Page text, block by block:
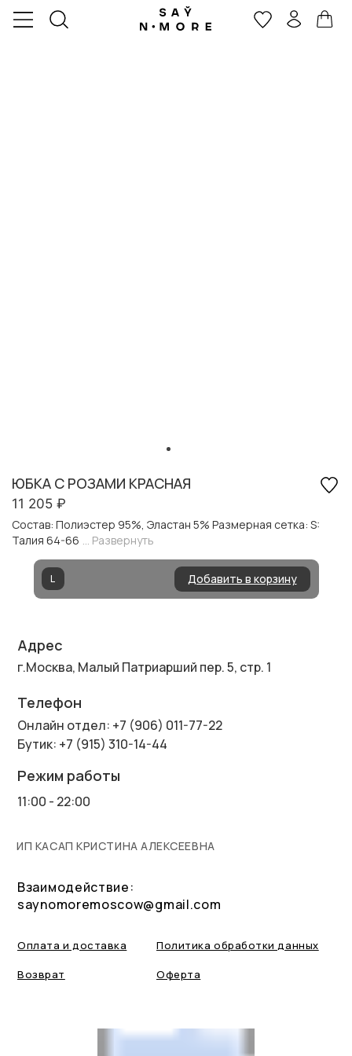
ЮБКА С РОЗАМИ КРАСНАЯ
11 205 ₽
Состав: Полиэстер 95%, Эластан 5% Размерная сетка: S:
Талия 64-66
... Развернуть
L Добавить в корзину
Оферта
Оплата и доставка
Возврат
Политика обработки данных
Взаимодействие:
saynomoremoscow@gmail.com
Адрес
г.Москва, Малый Патриарший пер. 5, стр. 1
Режим работы
11:00 - 22:00
Телефон
Онлайн отдел: +7 (906) 011-77-22
Бутик: +7 (915) 310-14-44
ИП КАСАП КРИСТИНА АЛЕКСЕЕВНА